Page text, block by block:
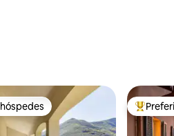
preferidos dos hóspedes Entre